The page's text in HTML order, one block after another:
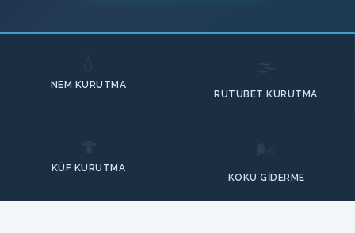
NEM KURUTMA
RUTUBET KURUTMA
KÜF KURUTMA
KOKU GIDERME